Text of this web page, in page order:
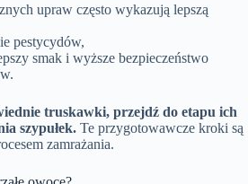
upraw często wykazują lepszą
pestycydów,
smak i wyższe bezpieczeństwo
truskawki, przejdź do etapu ich
szypułek. Te przygotowawcze kroki są
zamrażania.